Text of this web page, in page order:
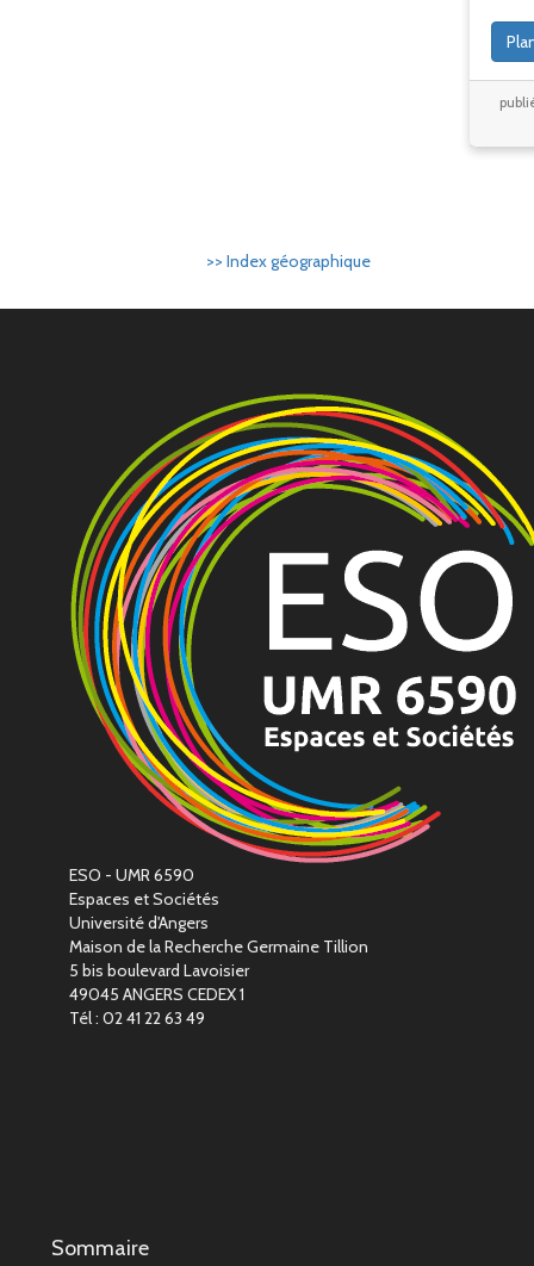
>> Index géographique
ESO - UMR 6590
Espaces et Sociétés
Université d'Angers
Maison de la Recherche Germaine Tillion
5 bis boulevard Lavoisier
49045 ANGERS CEDEX 1
Tél : 02 41 22 63 49
Sommaire